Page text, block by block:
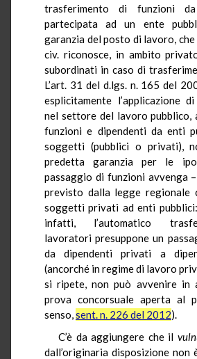
trasferimento di funzioni
partecipata ad un ente
garanzia del posto di lavoro, che
civ. riconosce, in ambito
subordinati in caso di
L’art. 31 del d.lgs. n. 165 del
esplicitamente l’applicazione
nel settore del lavoro pubblico,
funzioni e dipendenti da enti
soggetti (pubblici o privati),
predetta garanzia per le
passaggio di funzioni avvenga
previsto dalla legge regionale
soggetti privati ad enti
infatti, l’automatico
lavoratori presuppone un
da dipendenti privati a
(ancorché in regime di lavoro
si ripete, non può avvenire in
prova concorsuale aperta al
senso,sent. n. 226 del 2012).
C’è da aggiungere che il
dall’originaria disposizione non